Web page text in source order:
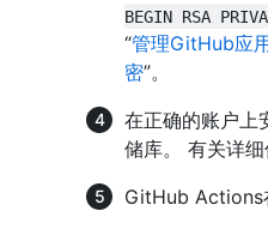
BEGIN RSA
“管理GitHub应
密”。
在正确的账户上
储库。 有关详
GitHub Actions